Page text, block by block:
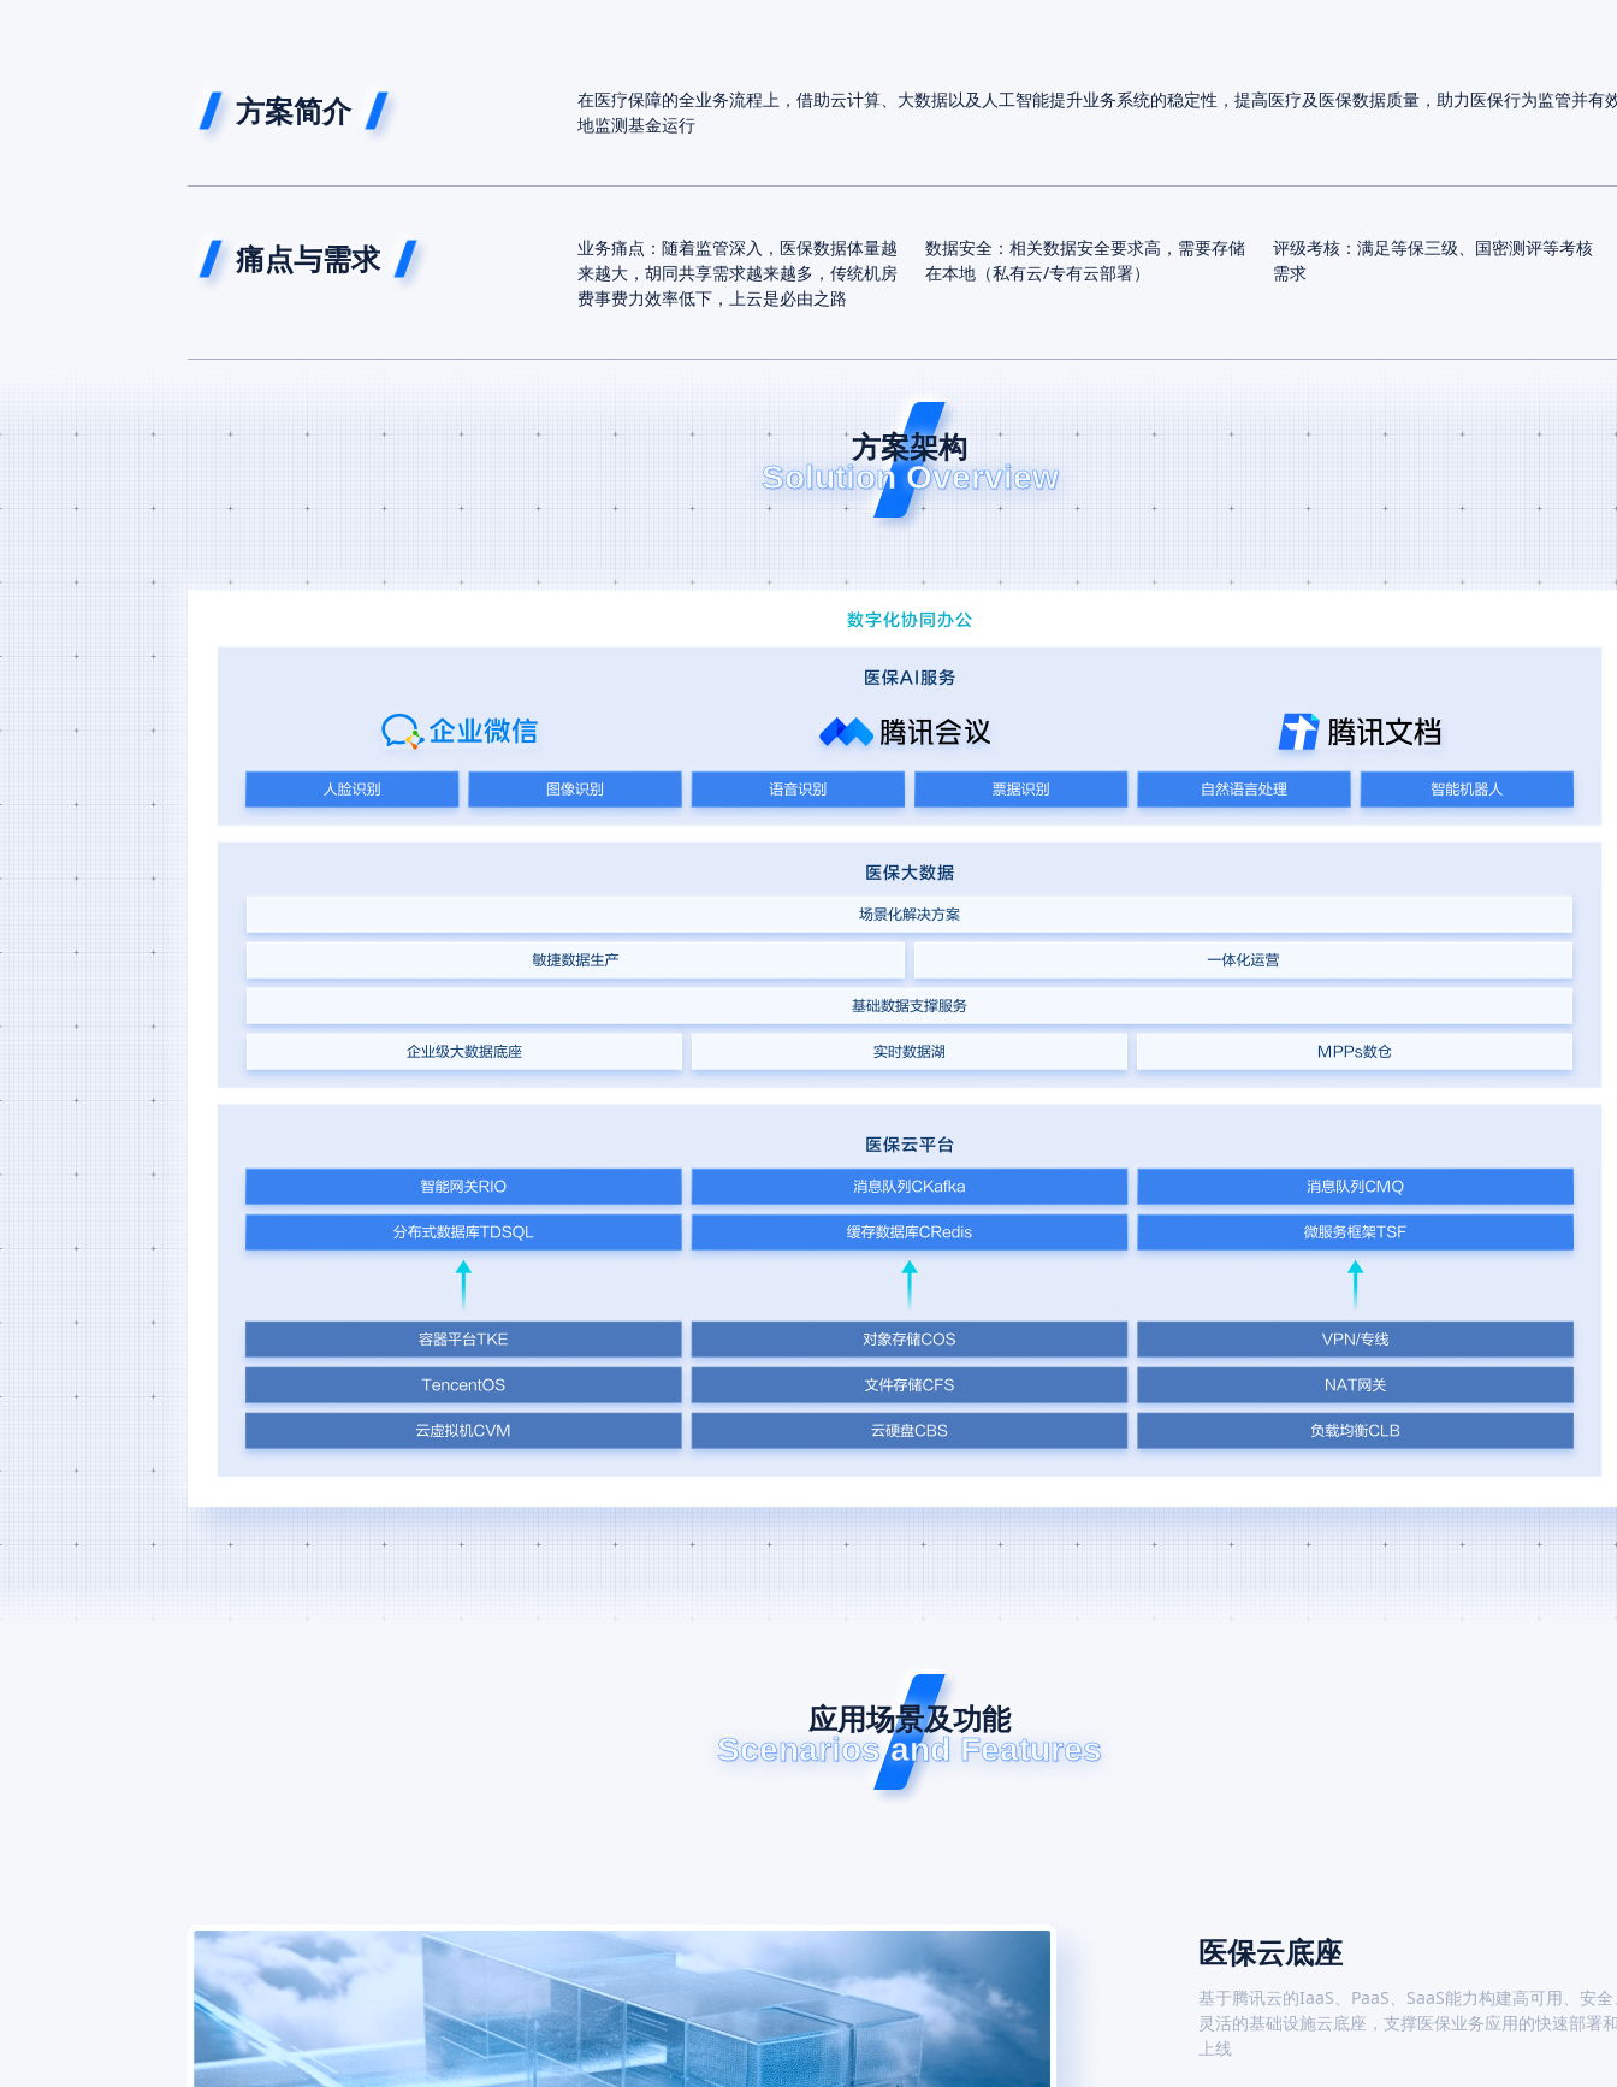
方案简介
在医疗保障的全业务流程上，借助云计算、大数据以及人工智能提升业务系统的稳定性，提高医疗及医保数据质量，助力医保行为监管并有
地监测基金运行
痛点与需求
业务痛点：随着监管深入，医保数据体量越
来越大，胡同共享需求越来越多，传统机房
费事费力效率低下，上云是必由之路
数据安全：相关数据安全要求高，需要存储
在本地（私有云/专有云部署）
评级考核：满足等保三级、国密测评等考核
需求
方案架构
Solution Overview
应用场景及功能
Scenarios and Features
医保云底座
基于腾讯云的IaaS、PaaS、SaaS能力构建高可用、安
灵活的基础设施云底座，支撑医保业务应用的快速部署
上线